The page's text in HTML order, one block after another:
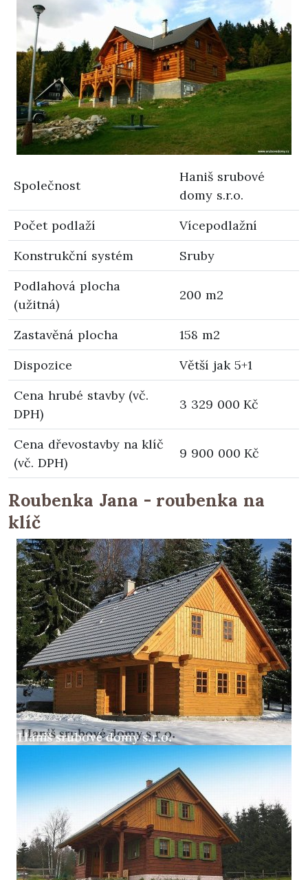
Společnost
Haniš srubové
domy s.r.o.
Počet podlaží
Vícepodlažní
Konstrukční systém
Sruby
Podlahová plocha
(užitná)
200 m2
Zastavěná plocha
158 m2
Dispozice
Větší jak 5+1
Cena hrubé stavby (vč.
DPH)
3 329 000 Kč
Cena dřevostavby na klíč
(vč. DPH)
9 900 000 Kč
Roubenka Jana - roubenka na
klíč